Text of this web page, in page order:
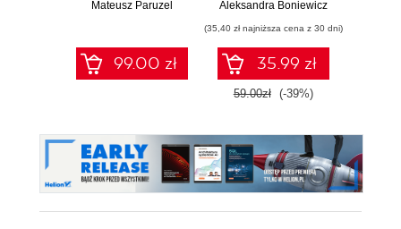
Mateusz Paruzel
99.00 zł
Aleksandra Boniewicz
(35,40 zł najniższa cena z 30 dni)
35.99 zł
59.00zł (-39%)